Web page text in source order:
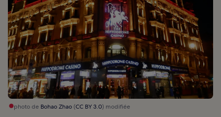
photo de Bohao Zhao(CC BY 3.0) modifiée